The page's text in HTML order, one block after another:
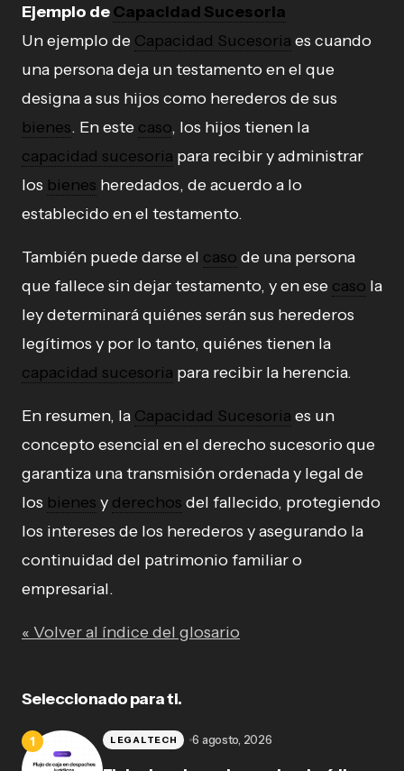
Ejemplo deCapacidad Sucesoria
Un ejemplo de Capacidad Sucesoria es cuando
una persona deja un testamento en el que
designa a sus hijos como herederos de sus
bienes. En este caso, los hijos tienen la
capacidad sucesoria para recibir y administrar
los bienes heredados, de acuerdo a lo
establecido en el testamento.
También puede darse el caso de una persona
que fallece sin dejar testamento, y en ese caso la
ley determinará quiénes serán sus herederos
legítimos y por lo tanto, quiénes tienen la
capacidad sucesoria para recibir la herencia.
En resumen, la Capacidad Sucesoria es un
concepto esencial en el derecho sucesorio que
garantiza una transmisión ordenada y legal de
los bienes y derechos del fallecido, protegiendo
los intereses de los herederos y asegurando la
continuidad del patrimonio familiar o
empresarial.
« Volver al índice del glosario
Seleccionado para ti.
LEGALTECH 6 agosto, 2026